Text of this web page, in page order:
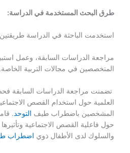
طرق البحث المستخدمة في الدراسة:
استخدمت الباحثة في الدراسة
مراجعة الدراسات السابقة، وعمل
المتخصصين في مجالات التربية الخاصة.
تضمنت مراجعة الدراسات السابقة فحص
العلمية حول استخدام القصص
المشخصين باضطراب طيف التوحد.
حول فاعلية القصص الاجتماعية
والسلوك لدى الأطفال ذوي اضطراب